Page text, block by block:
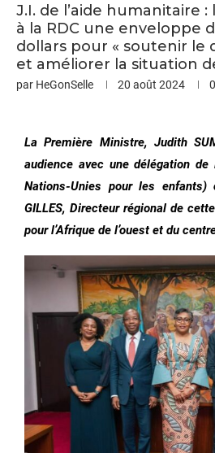
J.I. de l’aide humanitaire :
à la RDC une enveloppe
dollars pour « soutenir le
et améliorer la situation
par HeGonSelle 20 août 2024
La Première Ministre, Judith
audience avec une délégation de
Nations-Unies pour les enfants)
GILLES, Directeur régional de
pour l’Afrique de l’ouest et du